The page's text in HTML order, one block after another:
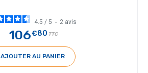
4.5 / 5 - 2 avis
106€80 TTC
AJOUTER AU PANIER